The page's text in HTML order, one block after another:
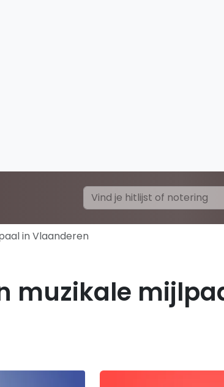
in Vlaanderen
muzikale
Gerelateerde